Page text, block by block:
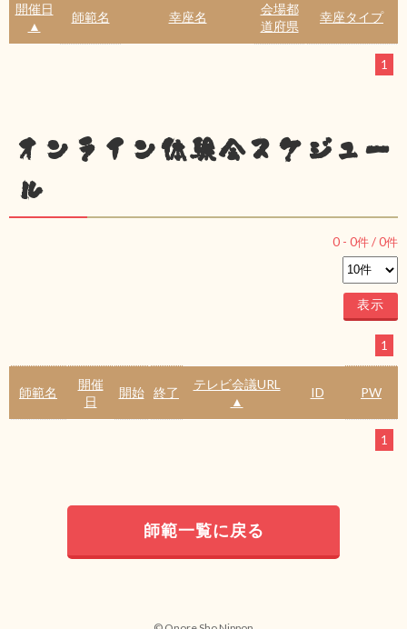
開催日
▲
師範名 幸座名
会場都
道府県
幸座タイプ
1
オンライン体験会スケジュー
ル
0 - 0件 /0件
1
師範名
開催
日
開始 終了
テレビ会議URL
▲
ID PW
1
師範一覧に戻る